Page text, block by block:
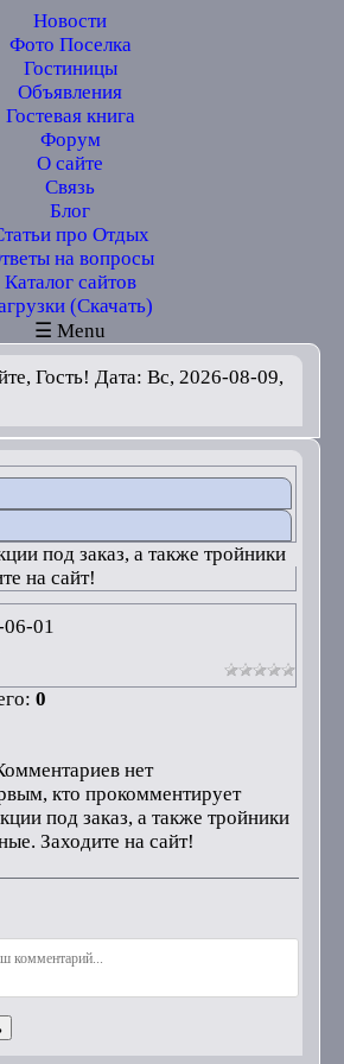
Новости
Фото Поселка
Гостиницы
Объявления
Гостевая книга
Форум
О сайте
Связь
Блог
про Отдых
на вопросы
Каталог сайтов
(Скачать)
☰ Menu
Гость! Дата: Вс, 2026-08-09,
под заказ, а также тройники
на сайт!
01
0
нет
кто прокомментирует
под заказ, а также тройники
Заходите на сайт!